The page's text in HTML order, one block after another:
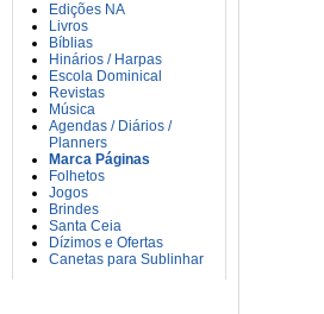
Edições NA
Livros
Bíblias
Hinários / Harpas
Escola Dominical
Revistas
Música
Agendas / Diários /
Planners
Marca Páginas
Folhetos
Jogos
Brindes
Santa Ceia
Dízimos e Ofertas
Canetas para Sublinhar